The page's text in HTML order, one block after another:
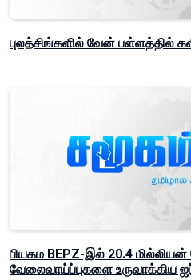
புலத்சிங்களில் வேன் பள்ளத்தில்
பியகம BEPZ-இல் 20.4
வேலைவாய்ப்புகளை